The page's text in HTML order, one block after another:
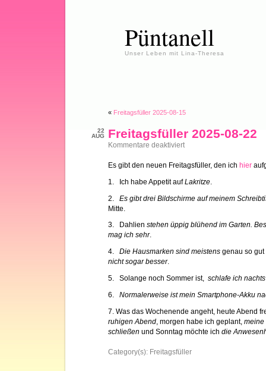
Püntanell
Unser Leben mit Lina-Theresa
« Freitagsfüller 2025-08-15
22
AUG
Freitagsfüller 2025-08-22
Kommentare deaktiviertfür
08-
Es gibt den neuen Freitagsfüller, den ich hier
1. Ich habe Appetit aufLakritze
2. Es gibt drei Bildschirme auf meinem
Mitte.
3. Dahlien stehen üppig blühend im Garten.
mag ich sehr.
4. Die Hausmarken sind meistens genau so
nicht sogar besser.
5. Solange noch Sommer ist, schlafe ich
6. Normalerweise ist mein Smartphone-Akku
7. Was das Wochenende angeht, heute Abend
ruhigen Abend , morgen habe ich geplant, meine
schließen und Sonntag möchte ich die
Category(s): Freitagsfüller